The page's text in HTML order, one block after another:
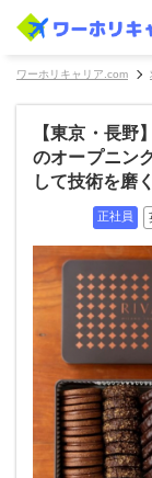
ワーホリキャリア.com
【東京・長野
のオープニン
して技術を磨
正社員